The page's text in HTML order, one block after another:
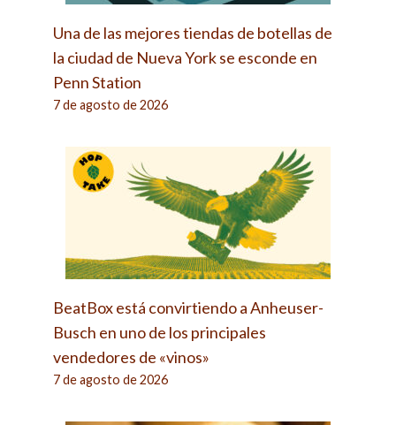
Una de las mejores tiendas de botellas de
la ciudad de Nueva York se esconde en
Penn Station
7 de agosto de 2026
BeatBox está convirtiendo a Anheuser-
Busch en uno de los principales
vendedores de «vinos»
7 de agosto de 2026